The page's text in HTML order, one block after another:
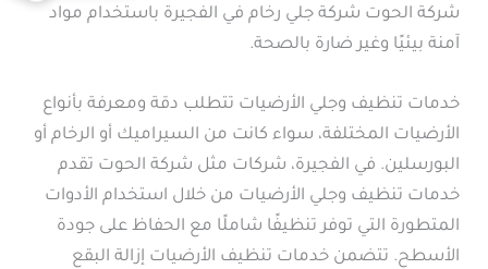
شركة الحوت شركة جلي رخام في الفجيرة باستخدام مواد
آمنة بيئيًا وغير ضارة بالصحة.
خدمات تنظيف وجلي الأرضيات تتطلب دقة ومعرفة بأنواع
الأرضيات المختلفة، سواء كانت من السيراميك أو الرخام أو
البورسلين. في الفجيرة، شركات مثل شركة الحوت تقدم
خدمات تنظيف وجلي الأرضيات من خلال استخدام الأدوات
المتطورة التي توفر تنظيفًا شاملًا مع الحفاظ على جودة
الأسطح. تتضمن خدمات تنظيف الأرضيات إزالة البقع